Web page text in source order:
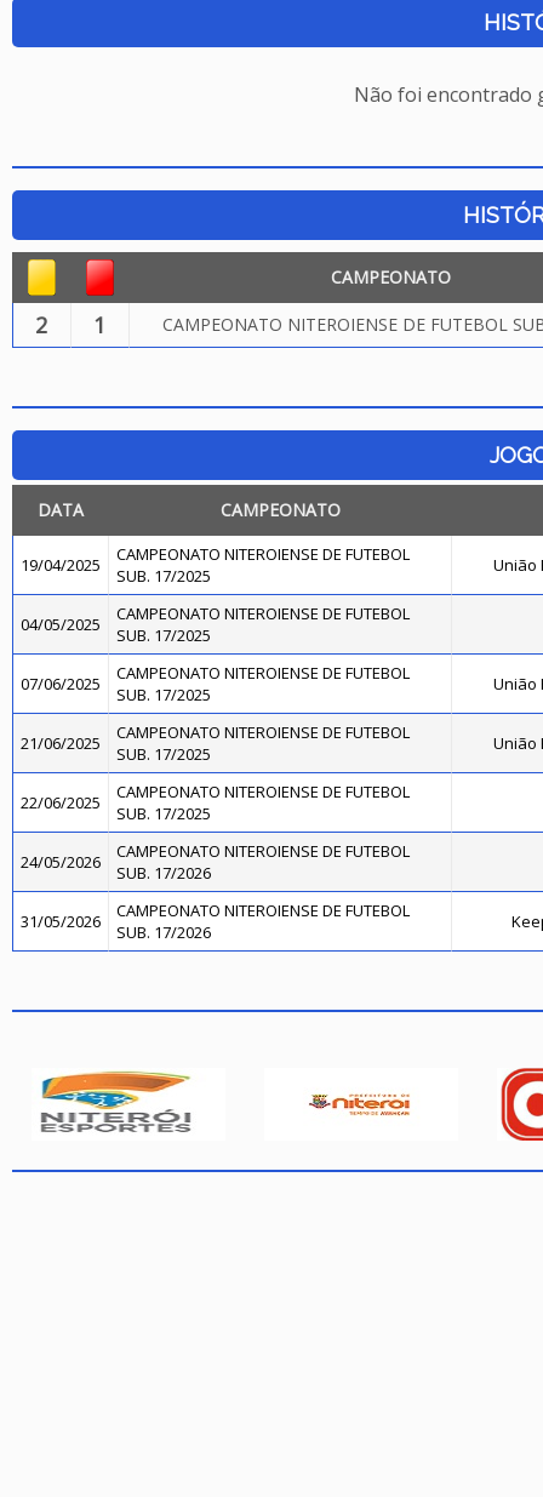
Não foi encontrado
CAMPEONATO
2 1 CAMPEONATO NITEROIENSE DE FUTEBOL
DATA CAMPEONATO
19/04/2025
CAMPEONATO NITEROIENSE DE FUTEBOL
SUB. 17/2025
União
04/05/2025
CAMPEONATO NITEROIENSE DE FUTEBOL
SUB. 17/2025
07/06/2025
CAMPEONATO NITEROIENSE DE FUTEBOL
SUB. 17/2025
União
21/06/2025
CAMPEONATO NITEROIENSE DE FUTEBOL
SUB. 17/2025
União
22/06/2025
CAMPEONATO NITEROIENSE DE FUTEBOL
SUB. 17/2025
24/05/2026
CAMPEONATO NITEROIENSE DE FUTEBOL
SUB. 17/2026
31/05/2026
CAMPEONATO NITEROIENSE DE FUTEBOL
SUB. 17/2026